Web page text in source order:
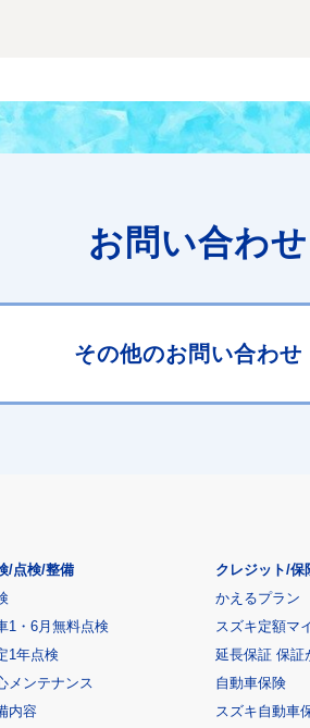
お問い合わせ
その他のお問い合わせ
/点検/整備
1・6月無料点検
1年点検
メンテナンス
内容
クレジット/保
かえるプラン
スズキ定額マ
延長保証 保証
自動車保険
スズキ自動車